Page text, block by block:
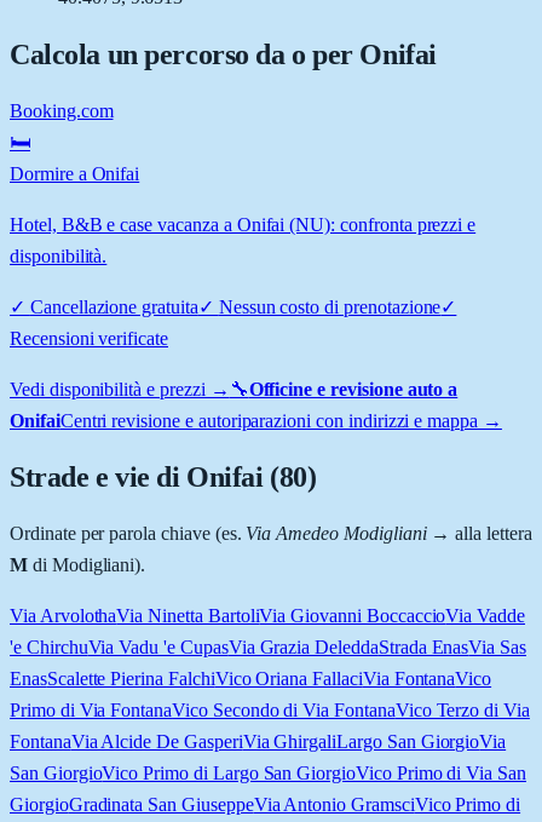
Calcola un percorso da o per Onifai
Booking.com
🛏️
Dormire a Onifai
Hotel, B&B e case vacanza a Onifai (NU): confronta prezzi e
disponibilità.
✓ Cancellazione gratuita✓ Nessun costo di prenotazione✓
Recensioni verificate
Vedi disponibilità e prezzi → 🔧Officine e revisione auto a
OnifaiCentri revisione e autoriparazioni con indirizzi e mappa →
Strade e vie di Onifai (80)
Ordinate per parola chiave (es. Via Amedeo Modigliani→ alla lettera
Mdi Modigliani).
Via ArvolothaVia Ninetta BartoliVia Giovanni BoccaccioVia Vadde
'e ChirchuVia Vadu 'e CupasVia Grazia DeleddaStrada EnasVia Sas
EnasScalette Pierina FalchiVico Oriana FallaciVia FontanaVico
Primo di Via FontanaVico Secondo di Via FontanaVico Terzo di Via
FontanaVia Alcide De GasperiVia GhirgaliLargo San GiorgioVia
San GiorgioVico Primo di Largo San GiorgioVico Primo di Via San
GiorgioGradinata San GiuseppeVia Antonio GramsciVico Primo di